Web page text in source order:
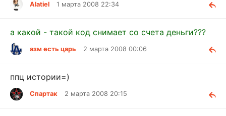
Alatiel 1 марта 2008 22:34
а какой - такой код снимает со счета деньги???
азм есть царь 2 марта 2008 00:06
ппц истории=)
Спартак 2 марта 2008 20:15